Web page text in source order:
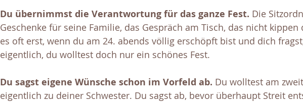
Du übernimmst die Verantwortung für das ganze Fest. Die
Geschenke für seine Familie, das Gespräch am Tisch, das nicht
es oft erst, wenn du am 24. abends völlig erschöpft bist und dich
eigentlich, du wolltest doch nur ein schönes Fest.
Du sagst eigene Wünsche schon im Vorfeld ab. Du wolltest am
eigentlich zu deiner Schwester. Du sagst ab, bevor überhaupt Streit